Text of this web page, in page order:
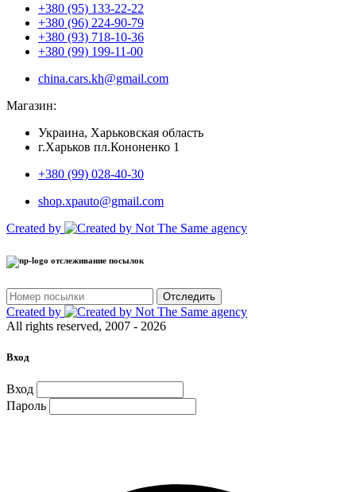
+380 (95) 133-22-22
+380 (96) 224-90-79
+380 (93) 718-10-36
+380 (99) 199-11-00
china.cars.kh@gmail.com
Магазин:
Украина, Харьковская область
г.Харьков пл.Кононенко 1
+380 (99) 028-40-30
shop.xpauto@gmail.com
Created by
отслеживание посылок
Отследить
Created by
All rights reserved, 2007 - 2026
Вход
Вход
Пароль